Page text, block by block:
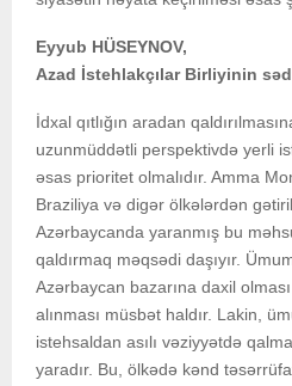
Eyyub HÜSEYNOV,
Azad İstehlakçılar Birliyinin
İdxal qıtlığın aradan
uzunmüddətli perspektivdə yerli
əsas prioritet olmalıdır. Amma
Braziliya və digər ölkələrdən
Azərbaycanda yaranmış bu
qaldırmaq məqsədi daşıyır.
Azərbaycan bazarına daxil olması
alınması müsbət haldır. Lakin,
istehsaldan asılı vəziyyətdə
yaradır. Bu, ölkədə kənd